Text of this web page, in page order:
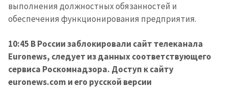
выполнения должностных обязанностей и
обеспечения функционирования предприятия.
10:45 В России заблокировали сайт телеканала
Euronews, следует из данных соответствующего
сервиса Роскомнадзора. Доступ к сайту
euronews.com и его русской версии